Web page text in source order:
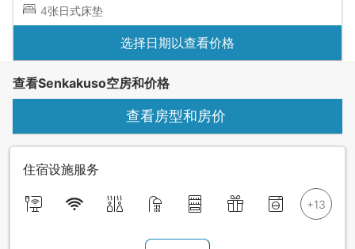
4张日式床垫
选择日期以查看价格
查看Senkakuso空房和价格
查看房型和房价
住宿设施服务